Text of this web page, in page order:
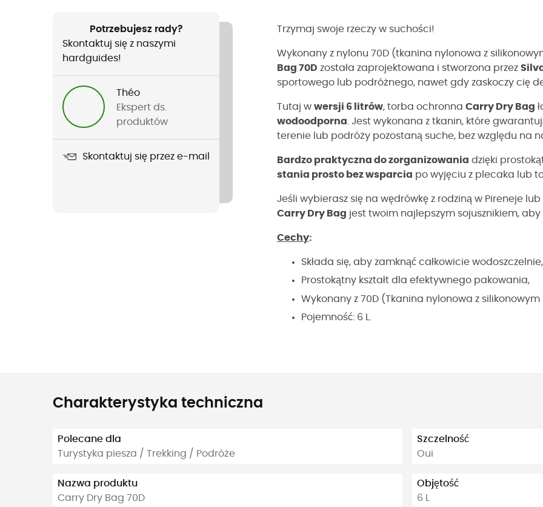
Potrzebujesz rady?
Skontaktuj się z naszymi
hardguides!
Théo
Ekspert ds.
produktów
Skontaktuj się przez e-mail
Trzymaj swoje rzeczy w suchości!
Wykonany z nylonu 70D (tkanina nylonowa z
Bag 70D została zaprojektowana i stworzona przez
sportowego lub podróżnego, nawet gdy zaskoczy cię
Tutaj w wersji 6 litrów, torba ochronna Carry Dry Bag
wodoodporna . Jest wykonana z tkanin, które
terenie lub podróży pozostaną suche, bez względu na
Bardzo praktyczna do zorganizowania dzięki
stania prosto bez wsparcia po wyjęciu z plecaka lub
Jeśli wybierasz się na wędrówkę z rodziną w Pireneje
Carry Dry Bag jest twoim najlepszym sojusznikiem,
Cechy:
Składa się, aby zamknąć całkowicie wodoszczelnie,
Prostokątny kształt dla efektywnego pakowania,
Wykonany z 70D (Tkanina nylonowa z
Pojemność: 6 L.
Charakterystyka techniczna
Polecane dla
Turystyka piesza / Trekking / Podróże
Nazwa produktu
Carry Dry Bag 70D
Szczelność
Oui
Objętość
6 L